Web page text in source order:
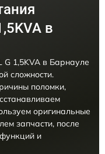
в
G 1,5KVA в Барнауле
сложности.
поломки,
оригинальные
запчасти, после
и